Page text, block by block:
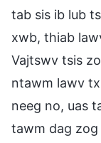
tab sis ib lub
xwb, thiab
Vajtswv tsis
ntawm lawv
neeg no, uas
tawm dag zog